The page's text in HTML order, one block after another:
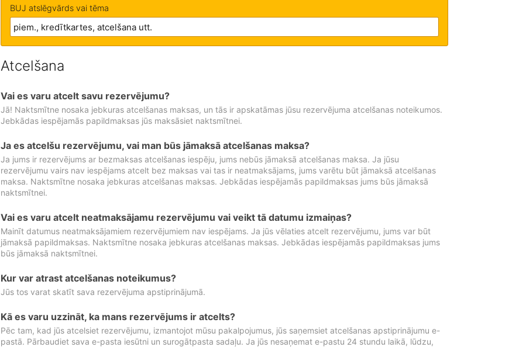
BUJ atslēgvārds vai tēma
Atcelšana
Vai es varu atcelt savu rezervējumu?
Jā! Naktsmītne nosaka jebkuras atcelšanas maksas, un tās ir apskatāmas jūsu rezervējuma atcelšanas noteikumos.
Jebkādas iespējamās papildmaksas jūs maksāsiet naktsmītnei.
Ja es atcelšu rezervējumu, vai man būs jāmaksā atcelšanas maksa?
Ja jums ir rezervējums ar bezmaksas atcelšanas iespēju, jums nebūs jāmaksā atcelšanas maksa. Ja jūsu
rezervējumu vairs nav iespējams atcelt bez maksas vai tas ir neatmaksājams, jums varētu būt jāmaksā atcelšanas
maksa. Naktsmītne nosaka jebkuras atcelšanas maksas. Jebkādas iespējamās papildmaksas jums būs jāmaksā
naktsmītnei.
Vai es varu atcelt neatmaksājamu rezervējumu vai veikt tā datumu izmaiņas?
Mainīt datumus neatmaksājamiem rezervējumiem nav iespējams. Ja jūs vēlaties atcelt rezervējumu, jums var būt
jāmaksā papildmaksas. Naktsmītne nosaka jebkuras atcelšanas maksas. Jebkādas iespējamās papildmaksas jums
būs jāmaksā naktsmītnei.
Kur var atrast atcelšanas noteikumus?
Jūs tos varat skatīt sava rezervējuma apstiprinājumā.
Kā es varu uzzināt, ka mans rezervējums ir atcelts?
Pēc tam, kad jūs atcelsiet rezervējumu, izmantojot mūsu pakalpojumus, jūs saņemsiet atcelšanas apstiprinājumu e-
pastā. Pārbaudiet sava e-pasta iesūtni un surogātpasta sadaļu. Ja jūs nesaņemat e-pastu 24 stundu laikā, lūdzu,